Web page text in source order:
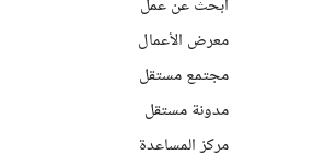
معرض الأعمال
مجتمع مستقل
مدونة مستقل
مركز المساعدة